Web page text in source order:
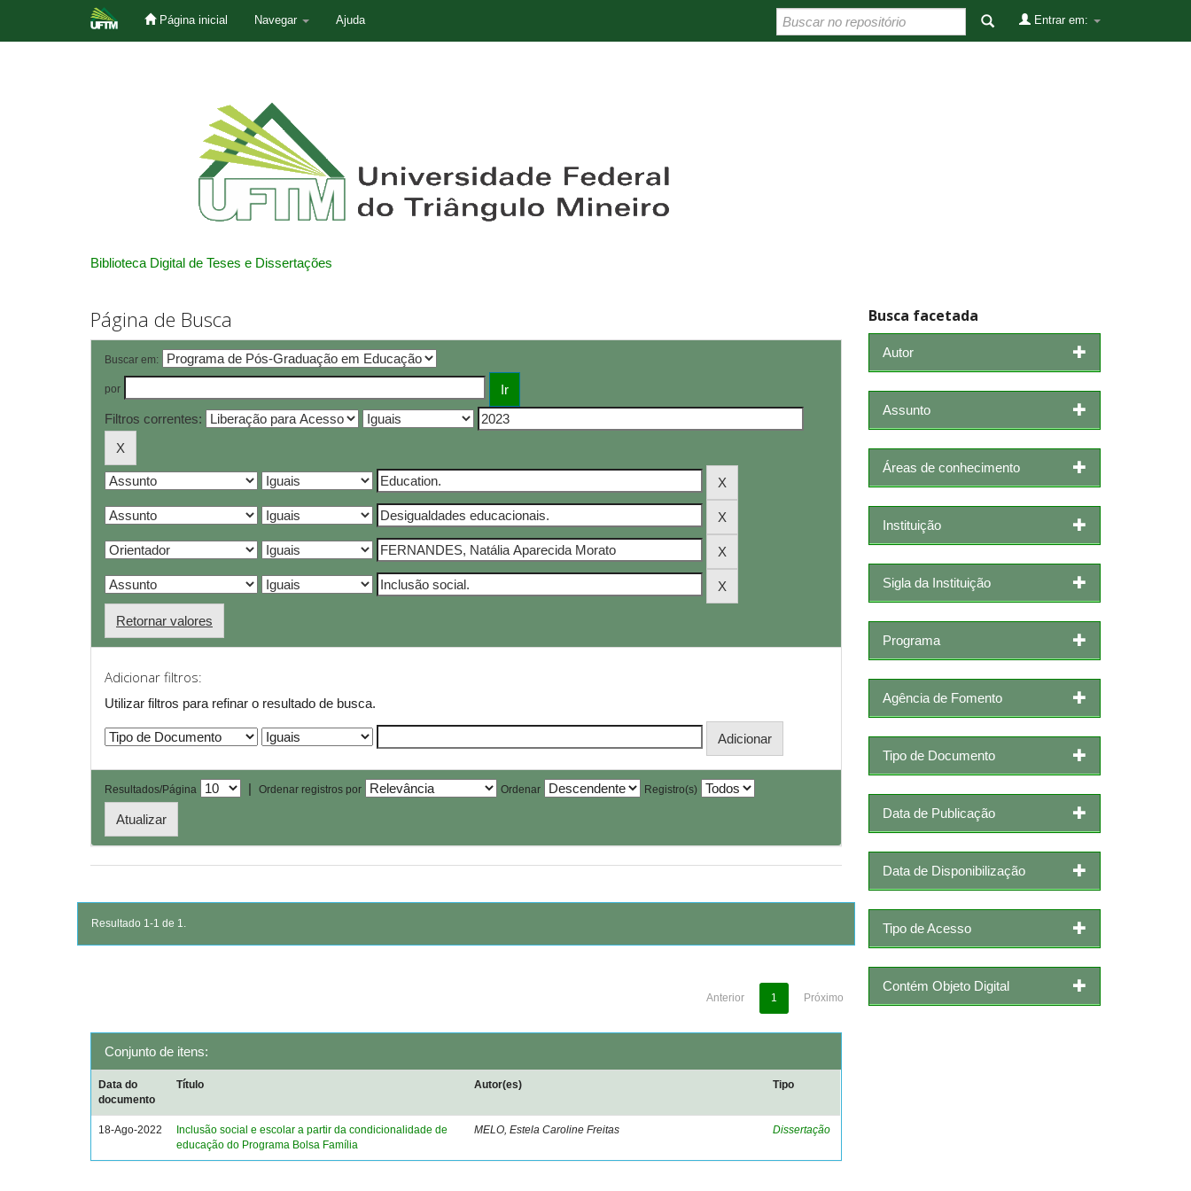
Página inicial Navegar Ajuda Entrar em:
Biblioteca Digital de Teses e Dissertações
Página de Busca
Buscar em:
por
Filtros correntes:
Retornar valores
Adicionar filtros:
Utilizar filtros para refinar o resultado de busca.
Resultados/Página | Ordenar registros por Ordenar Registro(s)
Resultado 1-1 de 1.
Anterior 1 Próximo
Conjunto de itens:
Data do
documento
Título Autor(es) Tipo
18-Ago-2022
Inclusão social e escolar a partir da condicionalidade de
educação do Programa Bolsa Família
MELO, Estela Caroline Freitas Dissertação
Busca facetada
Autor
Assunto
Áreas de conhecimento
Instituição
Sigla da Instituição
Programa
Agência de Fomento
Tipo de Documento
Data de Publicação
Data de Disponibilização
Tipo de Acesso
Contém Objeto Digital